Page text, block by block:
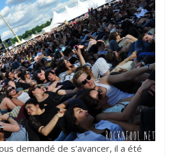
demandé de s’avancer, il a été